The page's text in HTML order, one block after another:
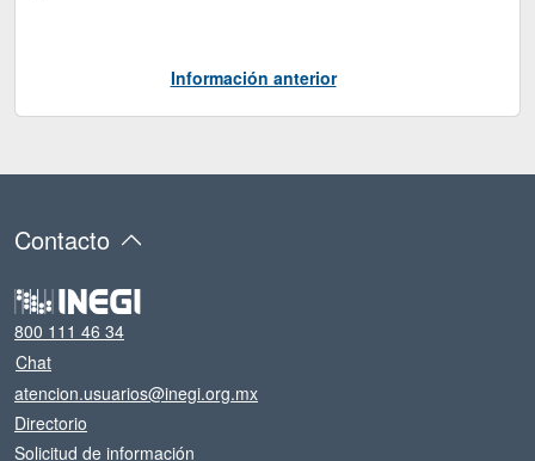
Información anterior
Contacto
800 111 46 34
Chat
atencion.usuarios@inegi.org.mx
Directorio
Solicitud de información